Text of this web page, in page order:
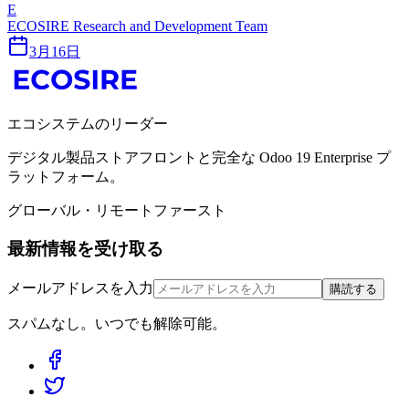
E
ECOSIRE Research and Development Team
3月16日
エコシステムのリーダー
デジタル製品ストアフロントと完全な Odoo 19 Enterprise プ
ラットフォーム。
グローバル・リモートファースト
最新情報を受け取る
メールアドレスを入力 購読する
スパムなし。いつでも解除可能。